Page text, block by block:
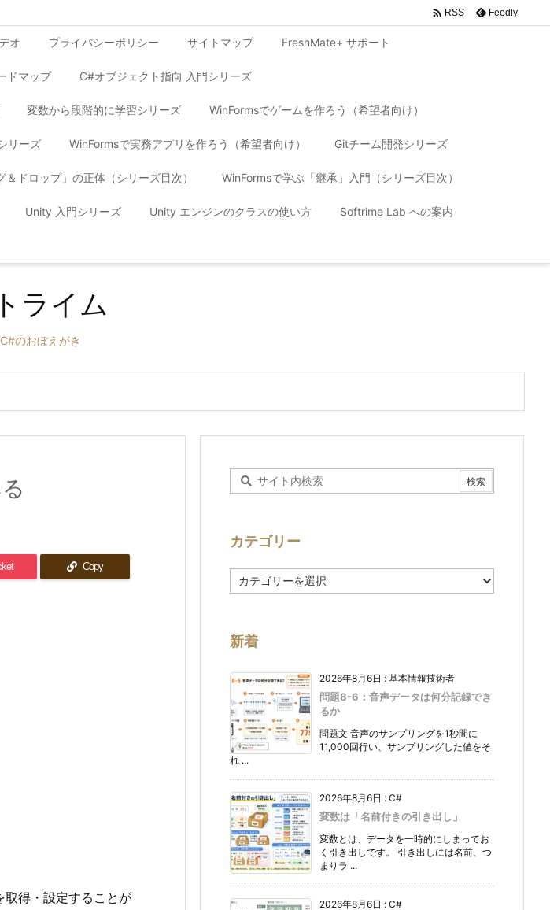
オ プライバシーポリシー サイトマップ FreshMate+ サポート
ドマップ C#オブジェクト指向 入門シリーズ
変数から段階的に学習シリーズ WinFormsでゲームを作ろう（希望者向け）
リーズ WinFormsで実務アプリを作ろう（希望者向け） Gitチーム開発シリーズ
ドロップ」の正体（シリーズ目次） WinFormsで学ぶ「継承」入門（シリーズ目次）
Unity 入門シリーズ Unity エンジンのクラスの使い方 Softrime Lab への案内
 RSS Feedly
ライム
のおぼえがき
Copy
得・設定することが
カテゴリー
テ
ー
新着
2026年8月6日 : 基本情報技術者
問題8-6：音声データは何分記録でき
るか
問題文 音声のサンプリングを1秒間に
11,000回行い、サンプリングした値をそ
れ ...
2026年8月6日 : C#
変数は「名前付きの引き出し」
変数とは、データを一時的にしまってお
く引き出しです。 引き出しには名前、つ
まりラ ...
2026年8月6日 : C#